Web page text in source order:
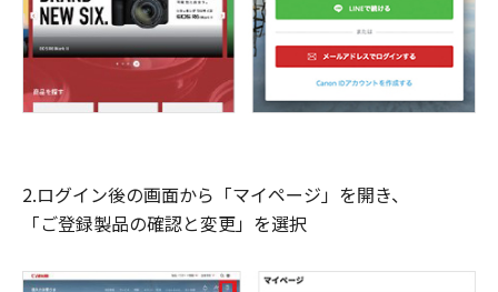
2.ログイン後の画面から「マイページ」を開き、
「ご登録製品の確認と変更」を選択